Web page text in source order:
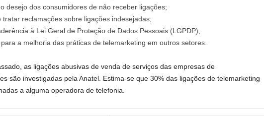
desejo dos consumidores de não receber ligações;
tratar reclamações sobre ligações indesejadas;
à Lei Geral de Proteção de Dados Pessoais (LGPDP);
a melhoria das práticas de telemarketing em outros setores.
as ligações abusivas de venda de serviços das empresas de
são investigadas pela Anatel. Estima-se que 30% das ligações de telemarketing
a alguma operadora de telefonia.